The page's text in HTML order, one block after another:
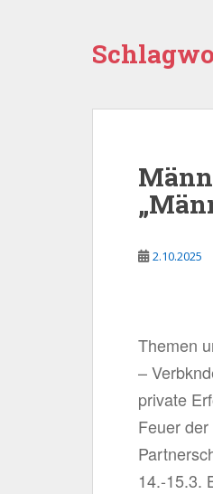
2.10.2025
Themen
–
private
Feuer
14.-15.3.